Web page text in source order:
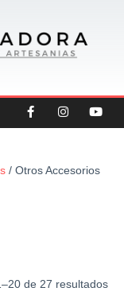
F
a
c
o
I
n
s
r
Y
o
u
e
/ Otros Accesorios
de 27 resultados